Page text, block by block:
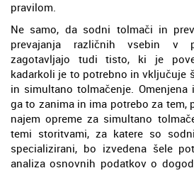
pravilom.
Ne samo, da sodni tolmači in
prevajanja različnih vsebin v
zagotavljajo tudi tisto, ki je
kadarkoli je to potrebno in vključuje
in simultano tolmačenje. Omenjena
ga to zanima in ima potrebo za tem,
najem opreme za simultano
temi storitvami, za katere so
specializirani, bo izvedena šele
analiza osnovnih podatkov o